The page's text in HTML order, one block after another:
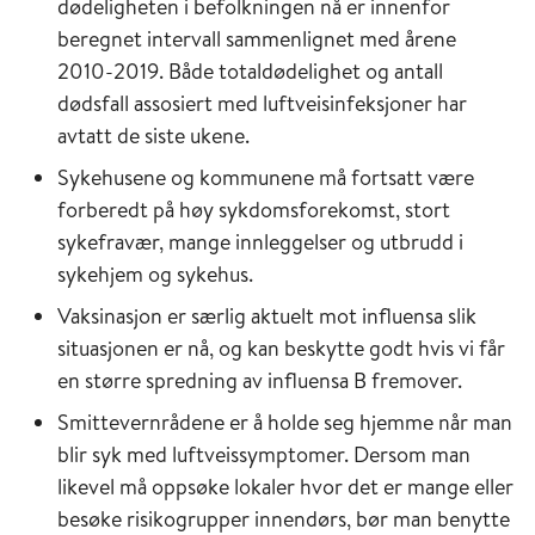
dødeligheten i befolkningen nå er innenfor
beregnet intervall sammenlignet med årene
2010-2019. Både totaldødelighet og antall
dødsfall assosiert med luftveisinfeksjoner har
avtatt de siste ukene.
Sykehusene og kommunene må fortsatt være
forberedt på høy sykdomsforekomst, stort
sykefravær, mange innleggelser og utbrudd i
sykehjem og sykehus.
Vaksinasjon er særlig aktuelt mot influensa slik
situasjonen er nå, og kan beskytte godt hvis vi får
en større spredning av influensa B fremover.
Smittevernrådene er å holde seg hjemme når man
blir syk med luftveissymptomer. Dersom man
likevel må oppsøke lokaler hvor det er mange eller
besøke risikogrupper innendørs, bør man benytte